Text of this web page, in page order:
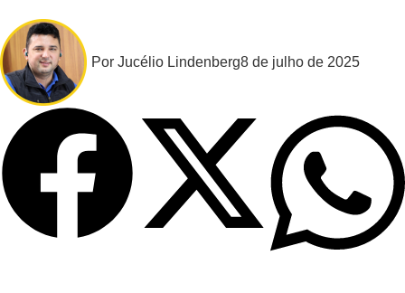
Por Jucélio Lindenberg8 de julho de 2025